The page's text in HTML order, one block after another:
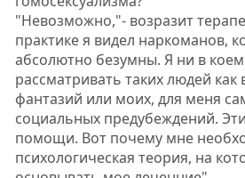
"Невозможно,"- возразит
практике я видел наркоманов,
абсолютно безумны. Я ни в
рассматривать таких людей
фантазий или моих, для меня
социальных предубеждений.
помощи. Вот почему мне
психологическая теория, на